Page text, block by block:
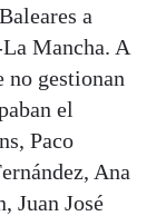
a
Mancha. A
no gestionan
el
Paco
Ana
Juan José